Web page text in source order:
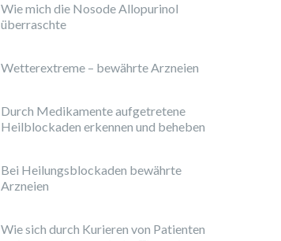
Wie mich die Nosode Allopurinol
überraschte
Wetterextreme – bewährte Arzneien
Durch Medikamente aufgetretene
Heilblockaden erkennen und beheben
Bei Heilungsblockaden bewährte
Arzneien
Wie sich durch Kurieren von Patienten